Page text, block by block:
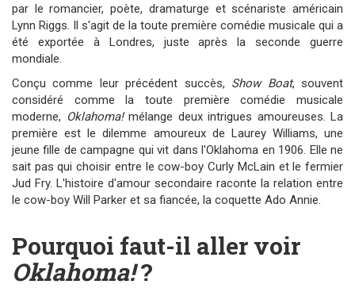
par le romancier, poète, dramaturge et scénariste américain
Lynn Riggs. Il s'agit de la toute première comédie musicale qui a
été exportée à Londres, juste après la seconde guerre
mondiale.
Conçu comme leur précédent succès, Show Boat, souvent
considéré comme la toute première comédie musicale
moderne, Oklahoma!mélange deux intrigues amoureuses. La
première est le dilemme amoureux de Laurey Williams, une
jeune fille de campagne qui vit dans l'Oklahoma en 1906. Elle ne
sait pas qui choisir entre le cow-boy Curly McLain et le fermier
Jud Fry. L'histoire d'amour secondaire raconte la relation entre
le cow-boy Will Parker et sa fiancée, la coquette Ado Annie.
Pourquoi faut-il aller voir
Oklahoma!?